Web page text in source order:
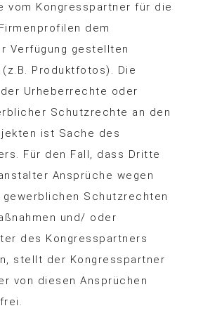
vom Kongresspartner für die
dem
Verfügung gestellten
Produktfotos). Die
Urheberrechte oder
Schutzrechte an den
ist Sache des
Für den Fall, dass Dritte
Ansprüche wegen
gewerblichen Schutzrechten
und/ oder
des Kongresspartners
stellt der Kongresspartner
von diesen Ansprüchen